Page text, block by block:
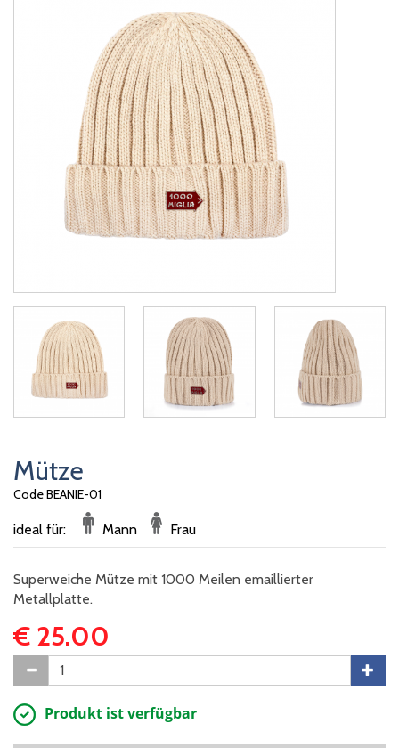
Mütze
Code BEANIE-01
ideal für: Mann Frau
Superweiche Mütze mit 1000 Meilen emaillierter
Metallplatte.
€ 25.00
Produkt ist verfügbar